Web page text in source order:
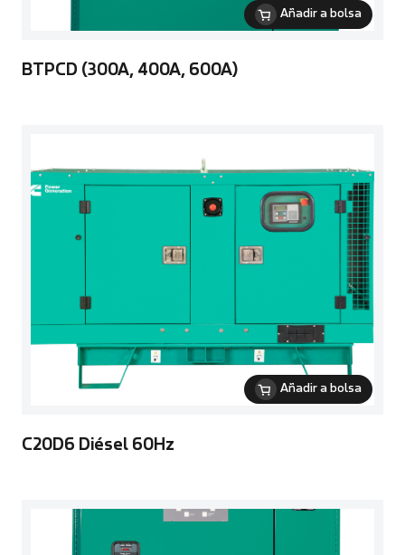
Añadir a bolsa
BTPCD (300A, 400A, 600A)
Añadir a bolsa
C20D6 Diésel 60Hz